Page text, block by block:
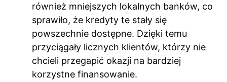
również mniejszych lokalnych banków, co
sprawiło, że kredyty te stały się
powszechnie dostępne. Dzięki temu
przyciągały licznych klientów, którzy nie
chcieli przegapić okazji na bardziej
korzystne finansowanie.